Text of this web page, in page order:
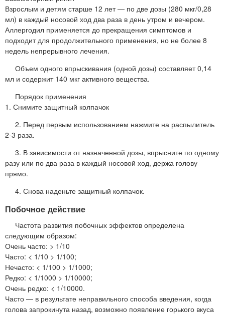
Взрослым и детям старше 12 лет — по две дозы (280 мкг/0,28
мл) в каждый носовой ход два раза в день утром и вечером.
Аллергодил применяется до прекращения симптомов и
подходит для продолжительного применения, но не более 8
недель непрерывного лечения.
Объем одного впрыскивания (одной дозы) составляет 0,14
мл и содержит 140 мкг активного вещества.
Порядок применения
1. Снимите защитный колпачок
2. Перед первым использованием нажмите на распылитель
2-3 раза.
3. В зависимости от назначенной дозы, впрысните по одному
разу или по два раза в каждый носовой ход, держа голову
прямо.
4. Снова наденьте защитный колпачок.
Побочное действие
Частота развития побочных эффектов определена
следующим образом:
Очень часто: > 1/10
Часто: < 1/10 > 1/100;
Нечасто: < 1/100 > 1/1000;
Редко: < 1/1000 > 1/10000;
Очень редко: < 1/10000.
Часто — в результате неправильного способа введения, когда
голова запрокинута назад, возможно появление горького вкуса